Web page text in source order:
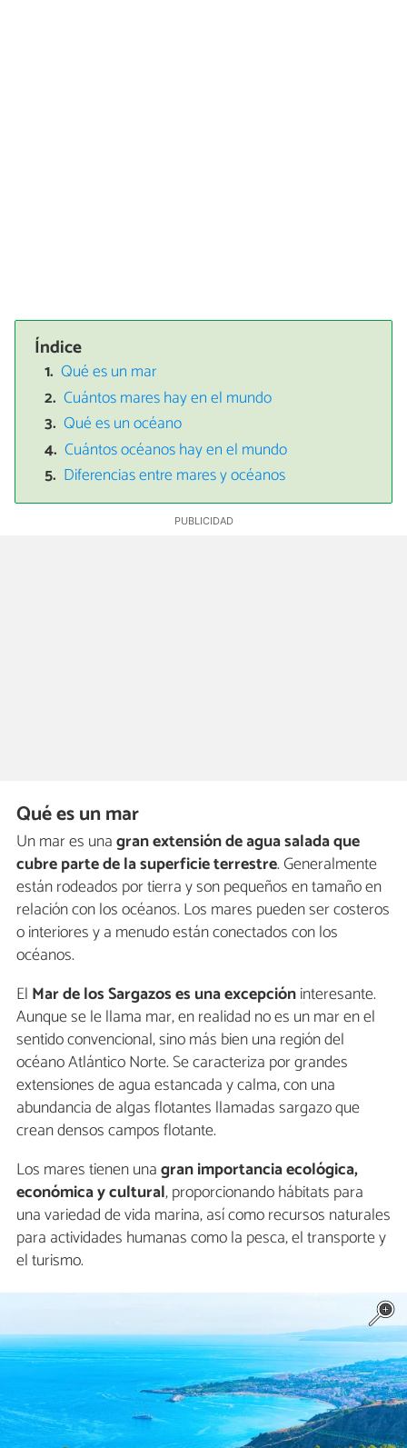
Índice
Qué es un mar
Cuántos mares hay en el mundo
Qué es un océano
Cuántos océanos hay en el mundo
Diferencias entre mares y océanos
Qué es un mar
Un mar es unagran extensión de agua salada que
cubre parte de la superficie terrestre. Generalmente
están rodeados por tierra y son pequeños en tamaño en
relación con los océanos. Los mares pueden ser costeros
o interiores y a menudo están conectados con los
océanos.
El Mar de los Sargazos es una excepcióninteresante.
Aunque se le llama mar, en realidad no es un mar en el
sentido convencional, sino más bien una región del
océano Atlántico Norte. Se caracteriza por grandes
extensiones de agua estancada y calma, con una
abundancia de algas flotantes llamadas sargazo que
crean densos campos flotante.
Los mares tienen unagranimportancia ecológica,
económica y cultural, proporcionando hábitats para
una variedad de vida marina, así como recursos naturales
para actividades humanas como la pesca, el transporte y
el turismo.